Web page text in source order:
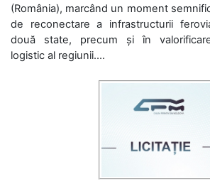
(România), marcând un moment
de reconectare a infrastructurii
două state, precum și în
logistic al regiunii....